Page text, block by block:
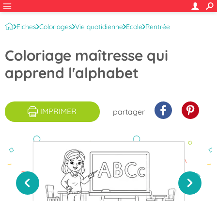
Fiches Coloriages Vie quotidienne Ecole Rentrée
Coloriage maîtresse qui
apprend l'alphabet
IMPRIMER partager